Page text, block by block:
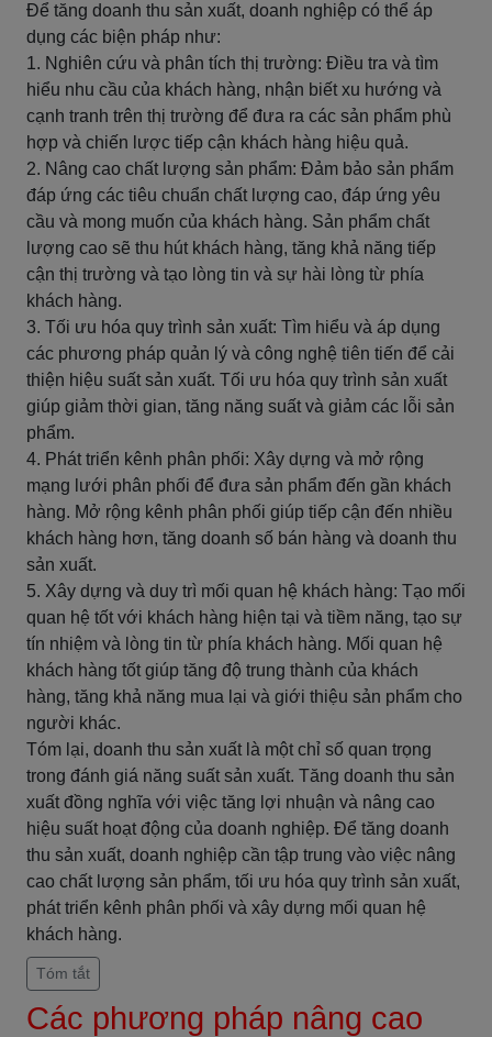
Để tăng doanh thu sản xuất, doanh nghiệp có thể áp
dụng các biện pháp như:
1. Nghiên cứu và phân tích thị trường: Điều tra và tìm
hiểu nhu cầu của khách hàng, nhận biết xu hướng và
cạnh tranh trên thị trường để đưa ra các sản phẩm phù
hợp và chiến lược tiếp cận khách hàng hiệu quả.
2. Nâng cao chất lượng sản phẩm: Đảm bảo sản phẩm
đáp ứng các tiêu chuẩn chất lượng cao, đáp ứng yêu
cầu và mong muốn của khách hàng. Sản phẩm chất
lượng cao sẽ thu hút khách hàng, tăng khả năng tiếp
cận thị trường và tạo lòng tin và sự hài lòng từ phía
khách hàng.
3. Tối ưu hóa quy trình sản xuất: Tìm hiểu và áp dụng
các phương pháp quản lý và công nghệ tiên tiến để cải
thiện hiệu suất sản xuất. Tối ưu hóa quy trình sản xuất
giúp giảm thời gian, tăng năng suất và giảm các lỗi sản
phẩm.
4. Phát triển kênh phân phối: Xây dựng và mở rộng
mạng lưới phân phối để đưa sản phẩm đến gần khách
hàng. Mở rộng kênh phân phối giúp tiếp cận đến nhiều
khách hàng hơn, tăng doanh số bán hàng và doanh thu
sản xuất.
5. Xây dựng và duy trì mối quan hệ khách hàng: Tạo mối
quan hệ tốt với khách hàng hiện tại và tiềm năng, tạo sự
tín nhiệm và lòng tin từ phía khách hàng. Mối quan hệ
khách hàng tốt giúp tăng độ trung thành của khách
hàng, tăng khả năng mua lại và giới thiệu sản phẩm cho
người khác.
Tóm lại, doanh thu sản xuất là một chỉ số quan trọng
trong đánh giá năng suất sản xuất. Tăng doanh thu sản
xuất đồng nghĩa với việc tăng lợi nhuận và nâng cao
hiệu suất hoạt động của doanh nghiệp. Để tăng doanh
thu sản xuất, doanh nghiệp cần tập trung vào việc nâng
cao chất lượng sản phẩm, tối ưu hóa quy trình sản xuất,
phát triển kênh phân phối và xây dựng mối quan hệ
khách hàng.
Tóm tắt
Các phương pháp nâng cao